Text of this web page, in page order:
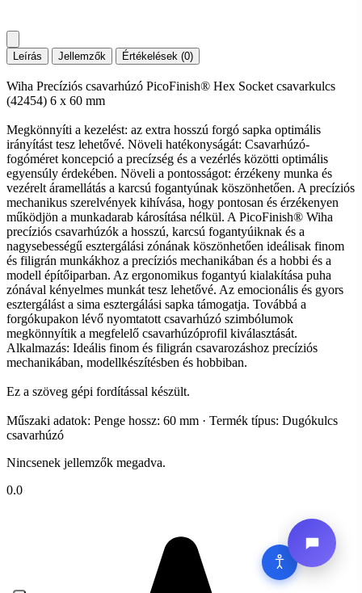
Leírás Jellemzők Értékelések (0)
Wiha Precíziós csavarhúzó PicoFinish® Hex Socket csavarkulcs
(42454) 6 x 60 mm
Megkönnyíti a kezelést: az extra hosszú forgó sapka optimális
irányítást tesz lehetővé. Növeli hatékonyságát: Csavarhúzó-
fogóméret koncepció a precízség és a vezérlés közötti optimális
egyensúly érdekében. Növeli a pontosságot: érzékeny munka és
vezérelt áramellátás a karcsú fogantyúnak köszönhetően. A precíziós
mechanikus szerelvények kihívása, hogy pontosan és érzékenyen
működjön a munkadarab károsítása nélkül. A PicoFinish® Wiha
precíziós csavarhúzók a hosszú, karcsú fogantyúiknak és a
nagysebességű esztergálási zónának köszönhetően ideálisak finom
és filigrán munkákhoz a precíziós mechanikában és a hobbi és a
modell építőiparban. Az ergonomikus fogantyú kialakítása puha
zónával kényelmes munkát tesz lehetővé. Az emocionális és gyors
esztergálást a sima esztergálási sapka támogatja. Továbbá a
forgókupakon lévő nyomtatott csavarhúzó szimbólumok
megkönnyítik a megfelelő csavarhúzóprofil kiválasztását.
Alkalmazás: Ideális finom és filigrán csavarozáshoz precíziós
mechanikában, modellkészítésben és hobbiban.
Ez a szöveg gépi fordítással készült.
Műszaki adatok: Penge hossz: 60 mm · Termék típus: Dugókulcs
csavarhúzó
Nincsenek jellemzők megadva.
0.0